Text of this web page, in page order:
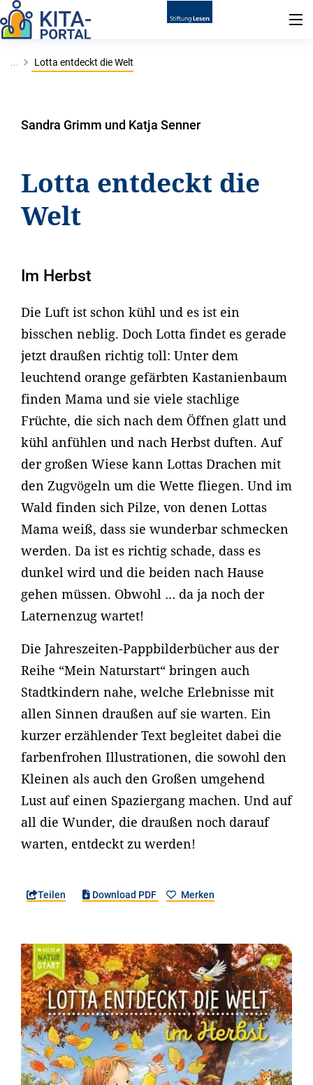
... Lotta entdeckt die Welt
Sandra Grimm und Katja Senner
Lotta entdeckt die
Welt
Im Herbst
Die Luft ist schon kühl und es ist ein
bisschen neblig. Doch Lotta findet es gerade
jetzt draußen richtig toll: Unter dem
leuchtend orange gefärbten Kastanienbaum
finden Mama und sie viele stachlige
Früchte, die sich nach dem Öffnen glatt und
kühl anfühlen und nach Herbst duften. Auf
der großen Wiese kann Lottas Drachen mit
den Zugvögeln um die Wette fliegen. Und im
Wald finden sich Pilze, von denen Lottas
Mama weiß, dass sie wunderbar schmecken
werden. Da ist es richtig schade, dass es
dunkel wird und die beiden nach Hause
gehen müssen. Obwohl … da ja noch der
Laternenzug wartet!
Die Jahreszeiten-Pappbilderbücher aus der
Reihe “Mein Naturstart“ bringen auch
Stadtkindern nahe, welche Erlebnisse mit
allen Sinnen draußen auf sie warten. Ein
kurzer erzählender Text begleitet dabei die
farbenfrohen Illustrationen, die sowohl den
Kleinen als auch den Großen umgehend
Lust auf einen Spaziergang machen. Und auf
all die Wunder, die draußen noch darauf
warten, entdeckt zu werden!
Teilen Download PDF Merken